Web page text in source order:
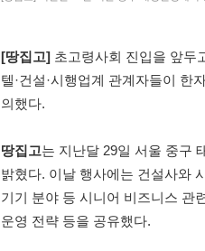
[땅집고] 초고령사회 진입을 앞두
텔·건설·시행업계 관계자들이 한
의했다.
땅집고는 지난달 29일 서울 중구
밝혔다. 이날 행사에는 건설사와
기기 분야 등 시니어 비즈니스 관
운영 전략 등을 공유했다.